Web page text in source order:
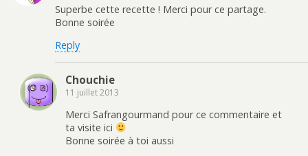
Superbe cette recette ! Merci pour ce partage.
Bonne soirée
Reply
Chouchie
11 juillet 2013
Merci Safrangourmand pour ce commentaire et
ta visite ici
Bonne soirée à toi aussi